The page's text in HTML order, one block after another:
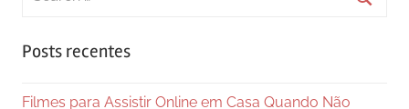
Posts recentes
Filmes para Assistir Online em Casa Quando Não